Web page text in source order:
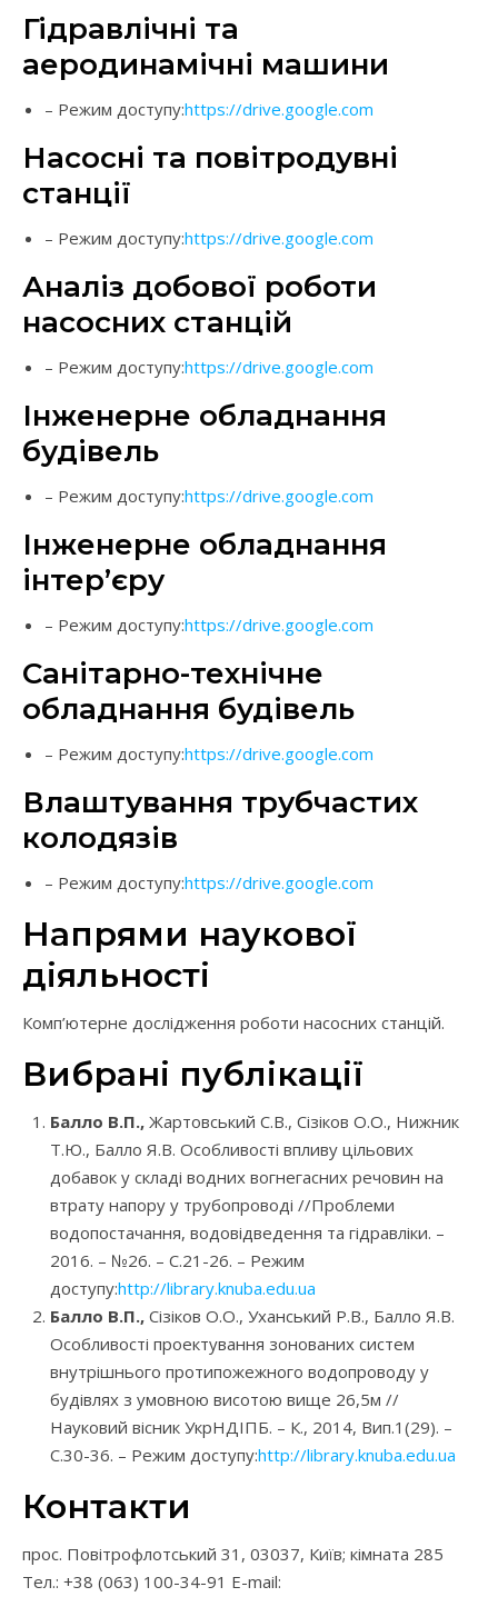
Гідравлічні та
аеродинамічні машини
– Режим доступу:https://drive.google.com
Насосні та повітродувні
станції
– Режим доступу:https://drive.google.com
Аналіз добової роботи
насосних станцій
– Режим доступу:https://drive.google.com
Інженерне обладнання
будівель
– Режим доступу:https://drive.google.com
Інженерне обладнання
інтер’єру
– Режим доступу:https://drive.google.com
Санітарно-технічне
обладнання будівель
– Режим доступу:https://drive.google.com
Влаштування трубчастих
колодязів
– Режим доступу:https://drive.google.com
Напрями наукової
діяльності
Комп’ютерне дослідження роботи насосних станцій.
Вибрані публікації
Балло В.П., Жартовський С.В., Сізіков О.О., Нижник
Т.Ю., Балло Я.В. Особливості впливу цільових
добавок у складі водних вогнегасних речовин на
втрату напору у трубопроводі //Проблеми
водопостачання, водовідведення та гідравліки. –
2016. – №26. – С.21-26. – Режим
доступу:http://library.knuba.edu.ua
Балло В.П., Сізіков О.О., Уханський Р.В., Балло Я.В.
Особливості проектування зонованих систем
внутрішнього протипожежного водопроводу у
будівлях з умовною висотою вище 26,5м //
Науковий вісник УкрНДІПБ. – К., 2014, Вип.1(29). –
С.30-36. – Режим доступу:http://library.knuba.edu.ua
Контакти
прос. Повітрофлотський 31, 03037, Київ; кімната 285
Тел.: +38 (063) 100-34-91 E-mail: